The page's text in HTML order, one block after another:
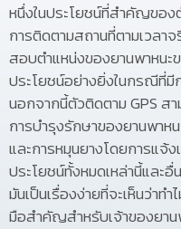
หนึ่งในประโยชน์ที่สำคัญของ
การติดตามสถานที่ตามเวลา
สอบตำแหน่งของยานพาหน
ประโยชน์อย่างยิ่งในกรณีที่มี
นอกจากนี้ตัวติดตาม GPS ส
การบำรุงรักษาของยานพาห
และการหมุนยางโดยการแจ้
ประโยชน์ทั้งหมดเหล่านี้และอื่น
มันเป็นเรื่องง่ายที่จะเห็นว่าท
มือสำคัญสำหรับเจ้าของยาน